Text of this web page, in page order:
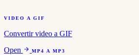
VIDEO A GIF
Convertir video a GIF
Open
MP4 A MP3